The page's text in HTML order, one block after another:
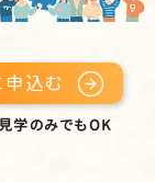
申込む
学のみでもOK